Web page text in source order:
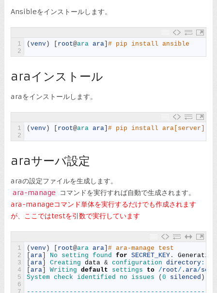
Ansibleをインストールします。
1
2
(venv) [ root@ara ara] # pip install ansible
araインストール
araをインストールします。
1
2
( venv) root@ara ara] # pip install ara[server]
araサーバ設定
araの設定ファイルを生成します。
ara-manage
コマンドを実行すれば自動で生成されます。
ara-manageコマンド単体を実行するだけでも作成されます
が、ここではtestを引数で実行しています
1
2
3
4
5
6
(venv) [ root@ara ara] # ara-manage test
[ara] No setting found for SECRET_KEY.
Generating
[ara] Creating data & configuration directory:
[ara] Writing default settings to /root/ . ara/
System check identified no issues (0 silenced )